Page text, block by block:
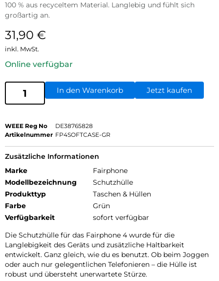
100 % aus recyceltem Material. Langlebig und fühlt sich
großartig an.
31,90 €
inkl. MwSt.
Online verfügbar
In den Warenkorb Jetzt kaufen
WEEE Reg No
DE38765828
Artikelnummer FP4SOFTCASE-GR
Zusätzliche Informationen
Marke
Fairphone
Modellbezeichnung
Schutzhülle
Produkttyp
Taschen & Hüllen
Farbe
Grün
Verfügbarkeit
sofort verfügbar
Die Schutzhülle für das Fairphone 4 wurde für die
Langlebigkeit des Geräts und zusätzliche Haltbarkeit
entwickelt. Ganz gleich, wie du es benutzt. Ob beim Joggen
oder auch nur gelegentlichen Telefonieren – die Hülle ist
robust und übersteht unerwartete Stürze.